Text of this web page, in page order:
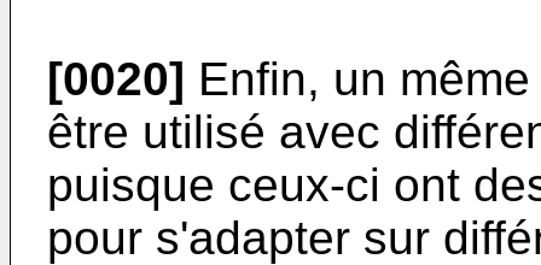
[0020] Enfin, un
être utilisé avec
puisque ceux-ci ont
pour s'adapter sur